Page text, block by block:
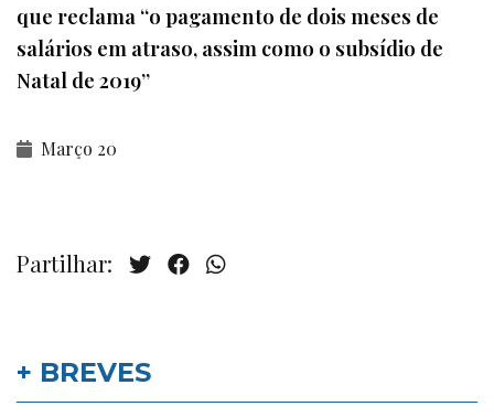
que reclama “o pagamento de dois meses de
salários em atraso, assim como o subsídio de
Natal de 2019”
Março 20
Partilhar:
+ BREVES